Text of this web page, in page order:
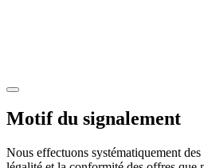
Motif du signalement
Nous effectuons systématiquement